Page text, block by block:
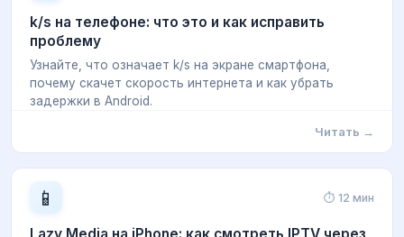
k/s на телефоне: что это и как исправить
проблему
Узнайте, что означает k/s на экране смартфона,
почему скачет скорость интернета и как убрать
задержки в Android.
Читать →
📱 ⏱ 12 мин